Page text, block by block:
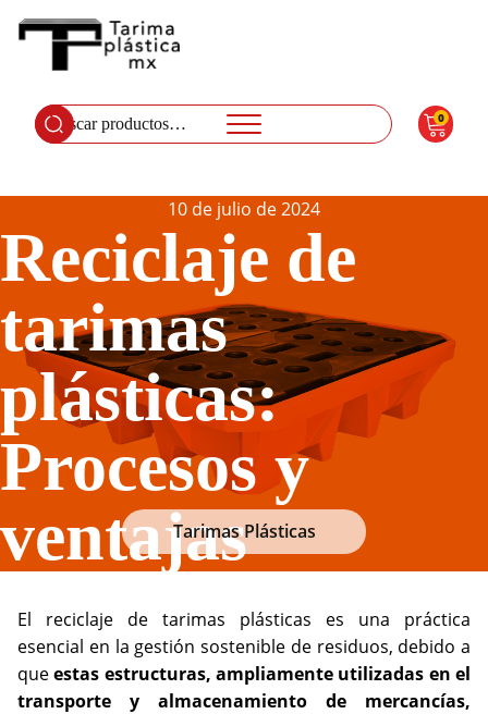
Buscar
por:
0
10 de julio de 2024
Reciclaje de
tarimas
plásticas:
Procesos y
ventajas
Tarimas Plásticas
El reciclaje de tarimas plásticas es una práctica
esencial en la gestión sostenible de residuos, debido a
queestas estructuras, ampliamente utilizadas en el
transporte y almacenamiento de mercancías,